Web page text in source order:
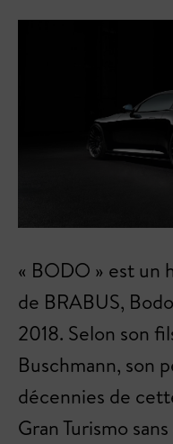
« BODO » est un
de BRABUS,
2018. Selon son
Buschmann, son
décennies de
Gran Turismo